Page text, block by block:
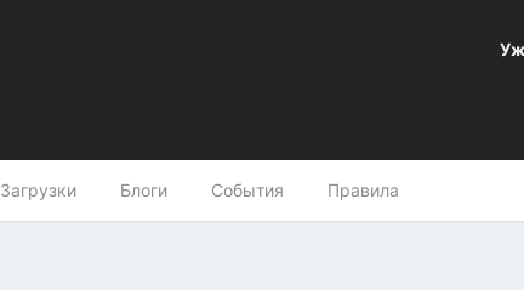
Загрузки Блоги События Правила